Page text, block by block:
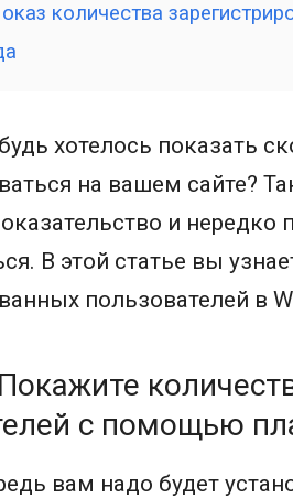
количества
хотелось показать
на вашем сайте?
и нередко
В этой статье вы
пользователей в
с помощью
вам надо будет